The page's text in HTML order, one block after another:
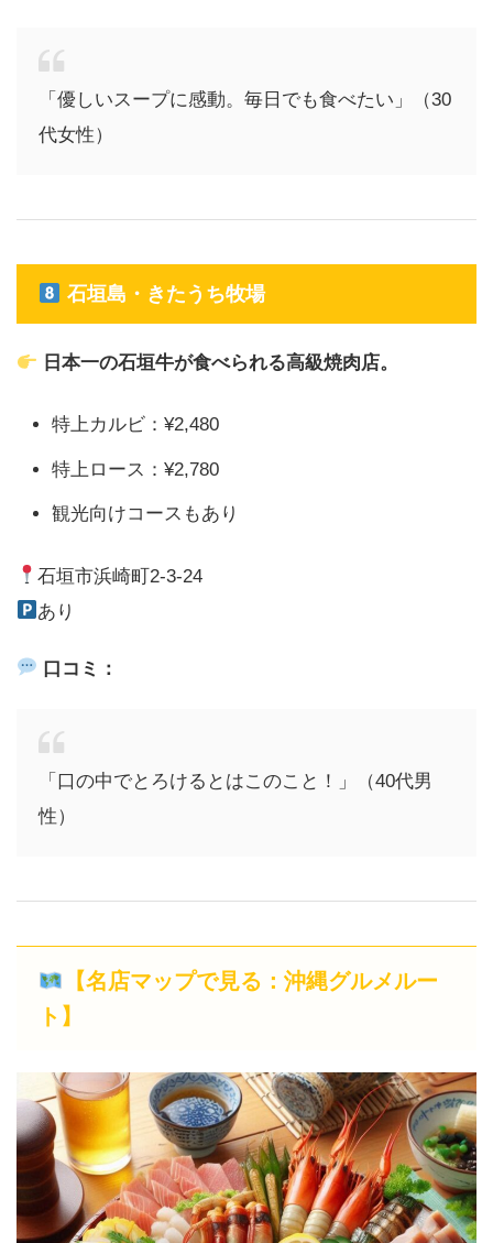
「優しいスープに感動。毎日でも食べたい」（30
代女性）
石垣島・きたうち牧場
日本一の石垣牛が食べられる高級焼肉店。
特上カルビ：¥2,480
特上ロース：¥2,780
観光向けコースもあり
石垣市浜崎町2-3-24
あり
口コミ：
「口の中でとろけるとはこのこと！」（40代男
性）
【名店マップで見る：沖縄グルメルー
ト】